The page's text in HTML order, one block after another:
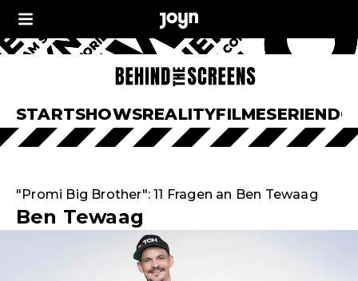
STARTSHOWSREALITYFILMESERIEN
"Promi Big Brother": 11 Fragen an Ben Tewaag
Ben Tewaag